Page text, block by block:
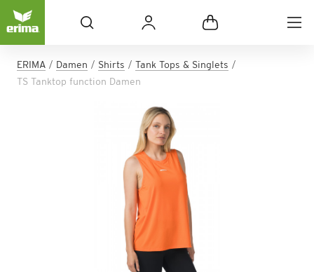
ERIMA Damen Shirts
Tank Tops & Singlets
TS Tanktop function Damen